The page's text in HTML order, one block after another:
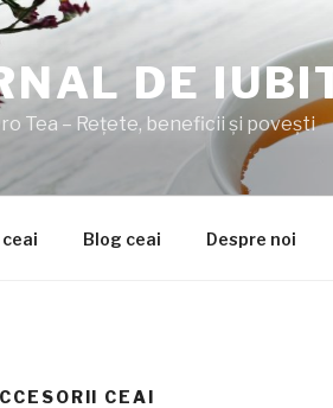
DE
Tea – Rețete, beneficii şi poveşti
Blog ceai Despre noi
CEAI